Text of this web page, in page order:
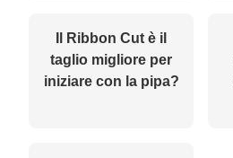
Il Ribbon Cut è il
taglio migliore per
iniziare con la pipa?